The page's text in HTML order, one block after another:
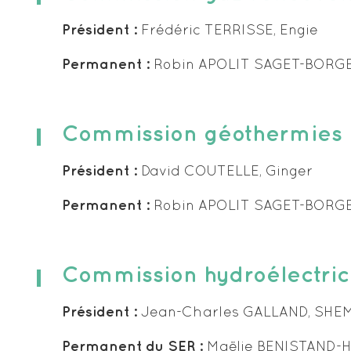
Pôle Réseaux électriques
Président : Frédéric TERRISSE, Engie
Permanent : Robin APOLIT SAGET-
Commission géothermies
Président : David COUTELLE, Ginger
Permanent : Robin APOLIT SAGET-
Commission
Président : Jean-Charles GALLAND,
Permanent du SER : Maëlie BENISTAND-